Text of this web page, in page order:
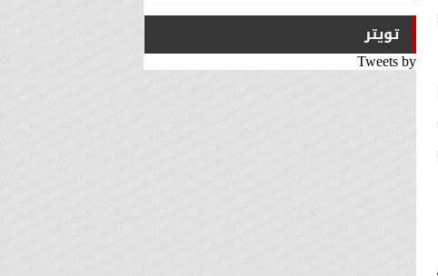
تويتر
Tweets by